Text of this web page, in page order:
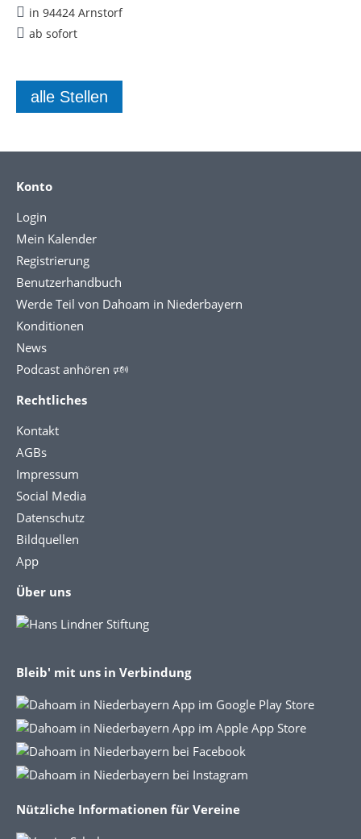
in 94424 Arnstorf
ab sofort
alle Stellen
Konto
Login
Mein Kalender
Registrierung
Benutzerhandbuch
Werde Teil von Dahoam in Niederbayern
Konditionen
News
Podcast anhören 🕬
Rechtliches
Kontakt
AGBs
Impressum
Social Media
Datenschutz
Bildquellen
App
Über uns
Bleib' mit uns in Verbindung
Nützliche Informationen für Vereine